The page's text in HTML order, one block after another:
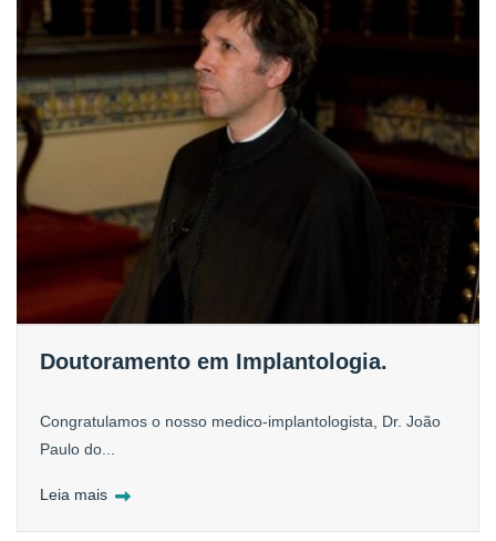
Doutoramento em Implantologia.
Congratulamos o nosso medico-implantologista, Dr. João
Paulo do...
Leia mais